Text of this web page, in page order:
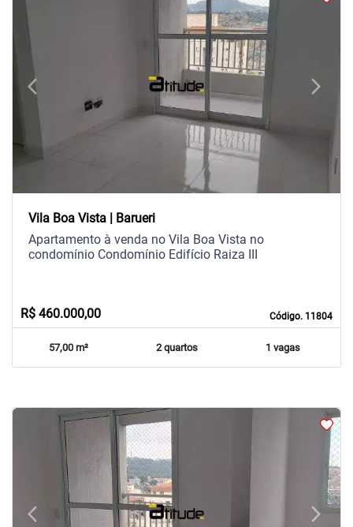
arrow_back_iosPrevious arrow_forward_iosNext
Vila Boa Vista | Barueri
Código. 11804
Apartamento à venda no Vila Boa Vista no
condomínio Condomínio Edifício Raiza III
R$ 460.000,00
57,00 m² 2 quartos 1 vagas
arrow_back_iosPrevious arrow_forward_ios
Next